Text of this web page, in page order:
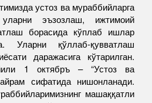
устоз ва мураббийларга
эъзозлаш, ижтимоий
борасида кўплаб ишлар
Уларни қўллаб-қувватлаш
даражасига кўтарилган.
1 октябръ – “Устоз ва
сифатида нишонланади.
машаққатли